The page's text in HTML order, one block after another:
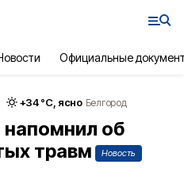
Официальные
+34°С, ясно Белгород
напомнил об
травм
Новость